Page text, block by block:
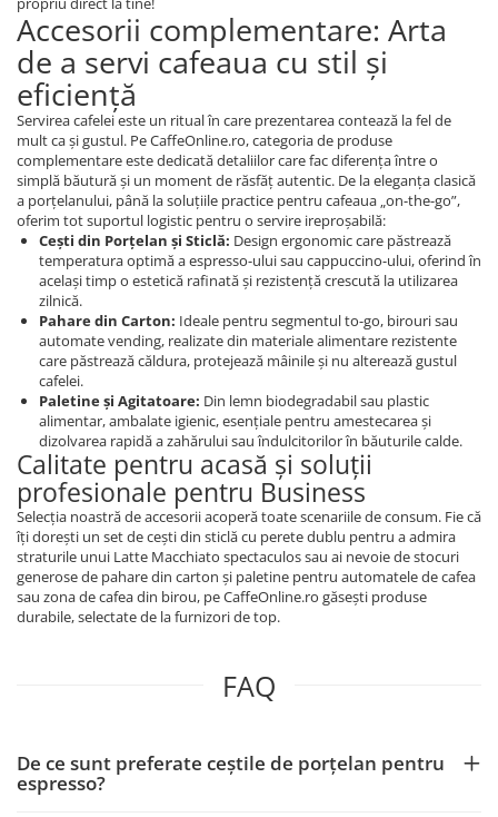
Accesorii complementare: Arta
de a servi cafeaua cu stil și
eficiență
Servirea cafelei este un ritual în care prezentarea contează la fel de
mult ca și gustul. Pe CaffeOnline.ro, categoria de produse
complementare este dedicată detaliilor care fac diferența între o
simplă băutură și un moment de răsfăț autentic. De la eleganța clasică
a porțelanului, până la soluțiile practice pentru cafeaua „on-the-go”,
oferim tot suportul logistic pentru o servire ireproșabilă:
Cești din Porțelan și Sticlă: Design ergonomic care păstrează
temperatura optimă a espresso-ului sau cappuccino-ului, oferind în
același timp o estetică rafinată și rezistență crescută la utilizarea
zilnică.
Pahare din Carton: Ideale pentru segmentul to-go, birouri sau
automate vending, realizate din materiale alimentare rezistente
care păstrează căldura, protejează mâinile și nu alterează gustul
cafelei.
Paletine și Agitatoare: Din lemn biodegradabil sau plastic
alimentar, ambalate igienic, esențiale pentru amestecarea și
dizolvarea rapidă a zahărului sau îndulcitorilor în băuturile calde.
Calitate pentru acasă și soluții
profesionale pentru Business
Selecția noastră de accesorii acoperă toate scenariile de consum. Fie că
îți dorești un set de cești din sticlă cu perete dublu pentru a admira
straturile unui Latte Macchiato spectaculos sau ai nevoie de stocuri
generose de pahare din carton și paletine pentru automatele de cafea
sau zona de cafea din birou, pe CaffeOnline.ro găsești produse
durabile, selectate de la furnizori de top.
FAQ
De ce sunt preferate ceștile de porțelan pentru
espresso?